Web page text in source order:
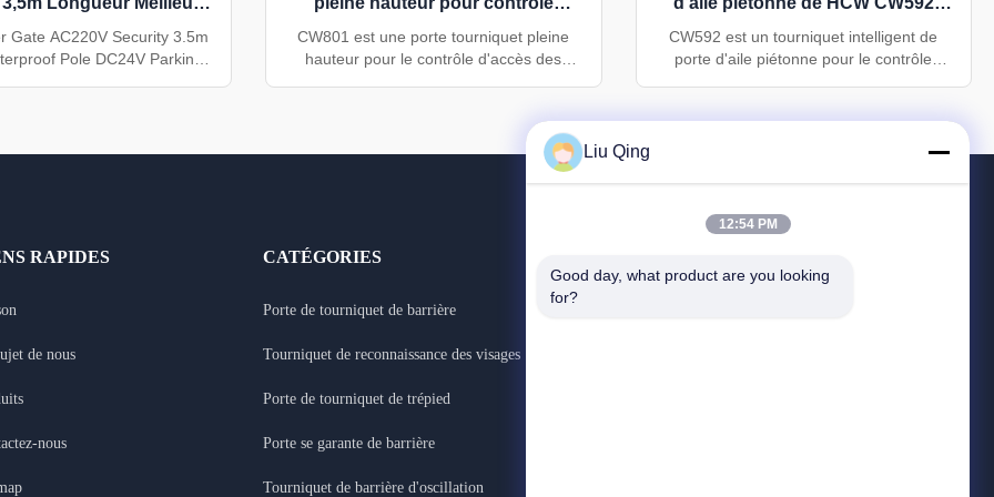
Dc24v Parking
Gate AC220V Security 3.5m
Pole DC24V Parking
d'accès des piétons
CW801 est une porte tourniquet pleine
hauteur pour le contrôle d'accès des
RS232/RS485, un passage unidirectionnel
ou bidirectionnel, une vitesse de passage
de 20 personnes/minute et une durée de
pour le contrôle d'accès
CW592 est un tourniquet intelligent de
porte d'aile piétonne pour le contrôle
verre organique de 15 mm, une
communication RS232/RS485, une largeur
une durée de vie de 5 millions de cycles.
RAPIDES
de nous
nous
CATÉGORIES
Porte de tourniquet de barrière
Tourniquet de reconnaissance des visages
Porte de tourniquet de trépied
Porte se garante de barrière
Tourniquet de barrière d'oscillation
Liu Qing
12:54 PM
Good day, what product are you looking
for?